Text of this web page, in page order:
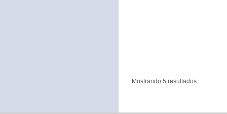
Mostrando 5 resultados.